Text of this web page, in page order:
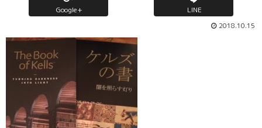
Google+ LINE
2018.10.15